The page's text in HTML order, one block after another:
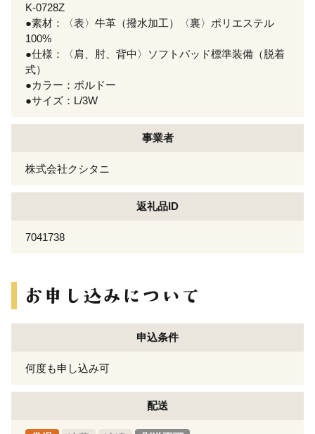
K-0728Z
●素材：〈表〉牛革（撥水加工）〈裏〉ポリエステル
100%
●仕様：〈肩、肘、背中〉ソフトパッド標準装備（脱着
式）
●カラー：ボルドー
●サイズ：L/3W
事業者
株式会社クシタニ
返礼品ID
7041738
申込条件
何度も申し込み可
配送